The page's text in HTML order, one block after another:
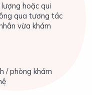
hoặc qui
qua tương tác
vừa khám
/ phòng khám